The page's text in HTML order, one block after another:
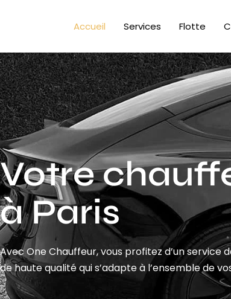
Accueil Services Flotte
Votre
à Paris
Avec One Chauffeur, vous profitez d’un
de haute qualité qui s’adapte à l’ensemble de